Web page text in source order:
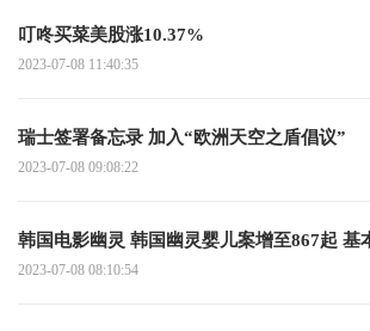
叮咚买菜美股涨10.37%
2023-07-08 11:40:35
瑞士签署备忘录 加入“欧洲天空之盾倡议”
2023-07-08 09:08:22
韩国电影幽灵 韩国幽灵婴儿案增至867起 基
2023-07-08 08:10:54